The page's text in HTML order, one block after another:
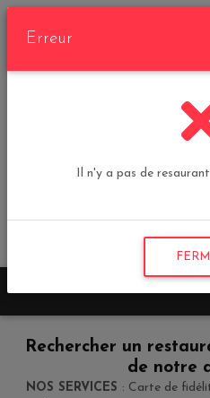
Plateforme
sans
Login | Inscription
Erreur
Il n'y a pas de
Rechercher un
de notre
NOS SERVICES : Carte de